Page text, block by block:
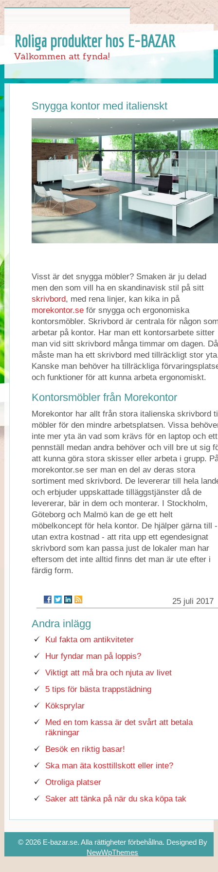
Roliga produkter hos E-BAZAR
Välkommen att fynda!
Snygga kontor med italienskt
Visst är det snygga möbler? Smaken är ju delad
men den som vill ha en skandinavisk stil på sitt
skrivbord, med rena linjer, kan kika in på
morekontor.seför snygga och ergonomiska
kontorsmöbler. Skrivbord är centrala för någon
arbetar på kontor. Har man ett kontorsarbete sitter
man vid sitt skrivbord många timmar om dagen. Då
måste man ha ett skrivbord med tillräckligt stor
Kanske man behöver ha tillräckliga
och funktioner för att kunna arbeta ergonomiskt.
Kontorsmöbler från Morekontor
Morekontor har allt från stora italienska skrivbord
möbler för den mindre arbetsplatsen. Vissa
inte mer yta än vad som krävs för en laptop och ett
pennställ medan andra behöver och vill bre ut sig
att kunna göra stora skisser eller arbeta i grupp.
morekontor.se ser man en del av deras stora
sortiment med skrivbord. De levererar till hela
och erbjuder uppskattade tilläggstjänster då de
levererar, bär in dem och monterar. I Stockholm,
Göteborg och Malmö kan de ge ett helt
möbelkoncept för hela kontor. De hjälper gärna till -
utan extra kostnad - att rita upp ett egendesignat
skrivbord som kan passa just de lokaler man har
eftersom det inte alltid finns det man är ute efter i
färdig form.
25 juli 2017
Andra inlägg
Kul fakta om antikviteter
Hur fyndar man på loppis?
Viktigt att må bra och njuta av livet
5 tips för bästa trappstädning
Köksprylar
Med en tom kassa är det svårt att betala
räkningar
Besök en riktig basar!
Ska man äta kosttillskott eller inte?
Otroliga platser
Saker att tänka på när du ska köpa tak
© 2026 E-bazar.se. Alla rättigheter förbehållna. Designed By
NewWpThemes